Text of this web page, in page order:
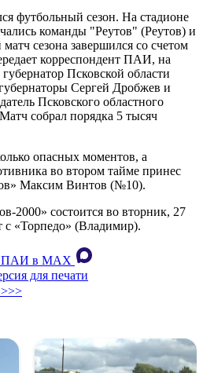
футбольный сезон. На стадионе
команды "Реутов" (Реутов) и
сезона завершился со счетом
корреспондент ПАИ, на
Псковской области
Сергей Дробжев и
Псковского областного
собрал порядка 5 тысяч
опасных моментов, а
во втором тайме принес
Максим Винтов (№10).
2000» состоится во вторник, 27
с «Торпедо» (Владимир).
ПАИ в MAХ
для печати